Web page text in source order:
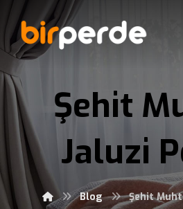
Şehit
Jaluzi
Blog Şehit